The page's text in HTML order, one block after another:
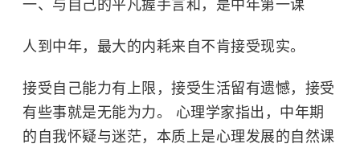
一、与自己的平凡握手言和，是中年第一课
人到中年，最大的内耗来自不肯接受现实。
接受自己能力有上限，接受生活留有遗憾，接受
有些事就是无能为力。 心理学家指出，中年期
的自我怀疑与迷茫，本质上是心理发展的自然课